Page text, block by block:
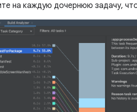
на каждую дочернюю задачу,